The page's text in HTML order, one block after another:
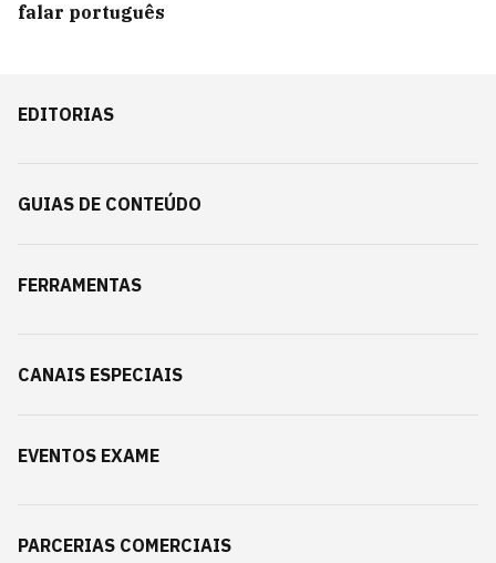
falar português
EDITORIAS
GUIAS DE CONTEÚDO
FERRAMENTAS
CANAIS ESPECIAIS
EVENTOS EXAME
PARCERIAS COMERCIAIS